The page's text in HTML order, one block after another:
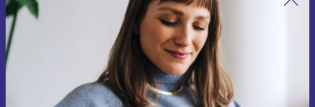
Erstmals zum Newsletter anmelden,
15 € sparen!
Verpasse kein Angebot mehr.